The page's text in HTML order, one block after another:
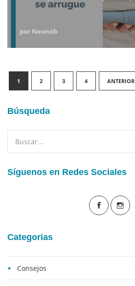
por Neonob
1 2 3 4 ANTERIOR
Búsqueda
por:
Síguenos en Redes Sociales
Categorias
Consejos